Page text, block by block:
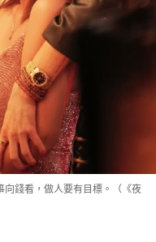
錢看，做人要有目標。（《夜